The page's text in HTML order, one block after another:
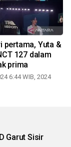
pertama, Yuta &
127 dalam
prima
6:44 WIB, 2024
Garut Sisir